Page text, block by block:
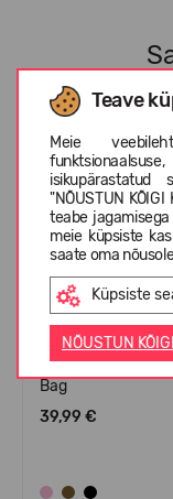
Teave
Meie
"NÕUSTUN
teabe
meie küpsiste
saate oma
Küpsiste
NÕUSTUN
Crocs™ Classic
Bag
39,99 €